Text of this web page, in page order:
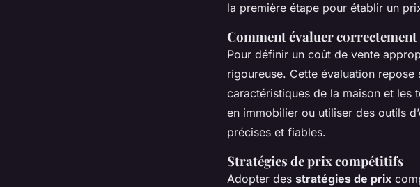
la première étape pour établir un
Comment évaluer
Pour définir un coût de vente
rigoureuse. Cette évaluation repose
caractéristiques de la maison et les
en immobilier ou utiliser des outils
précises et fiables.
Stratégies de prix compétitifs
Adopter des stratégies de prix